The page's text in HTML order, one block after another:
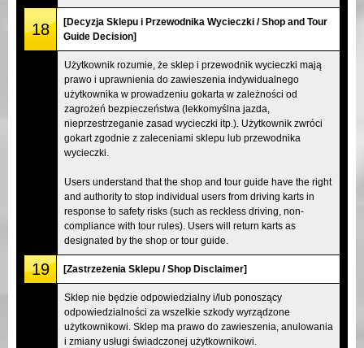
18
[Decyzja Sklepu i Przewodnika Wycieczki / Shop and Tour
Guide Decision]
Użytkownik rozumie, że sklep i przewodnik wycieczki mają
prawo i uprawnienia do zawieszenia indywidualnego
użytkownika w prowadzeniu gokarta w zależności od
zagrożeń bezpieczeństwa (lekkomyślna jazda,
nieprzestrzeganie zasad wycieczki itp.). Użytkownik zwróci
gokart zgodnie z zaleceniami sklepu lub przewodnika
wycieczki.
Users understand that the shop and tour guide have the right
and authority to stop individual users from driving karts in
response to safety risks (such as reckless driving, non-
compliance with tour rules). Users will return karts as
designated by the shop or tour guide.
19 [Zastrzeżenia Sklepu / Shop Disclaimer]
Sklep nie będzie odpowiedzialny i/lub ponoszący
odpowiedzialności za wszelkie szkody wyrządzone
użytkownikowi. Sklep ma prawo do zawieszenia, anulowania
i zmiany usługi świadczonej użytkownikowi.